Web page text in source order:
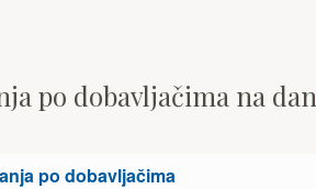
po dobavljačima na dan
po dobavljačima